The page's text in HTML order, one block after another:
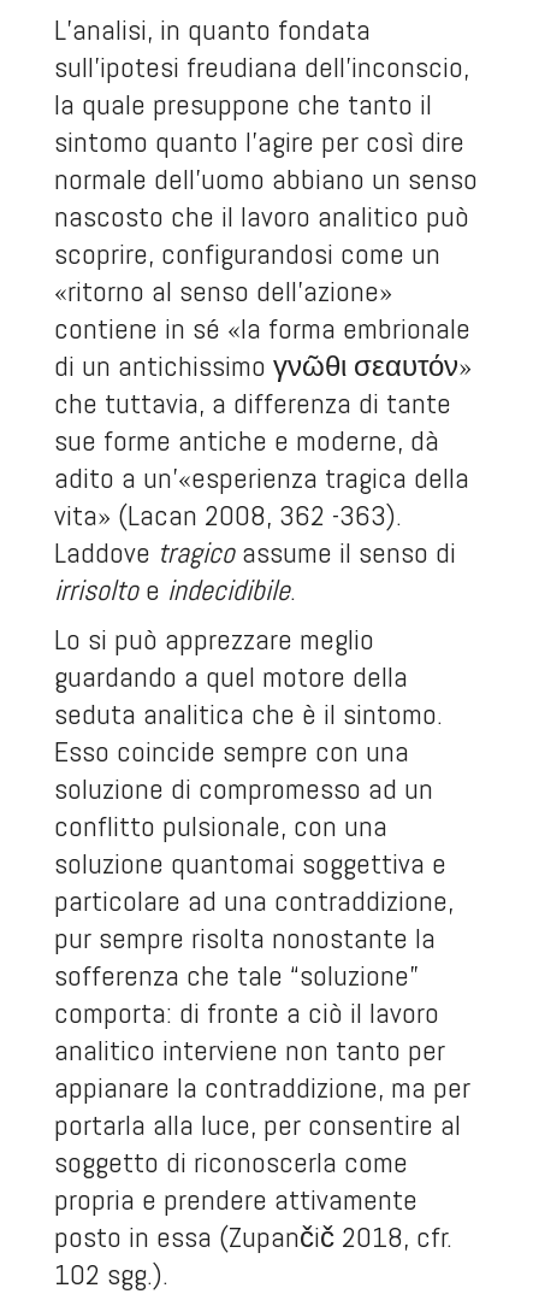
L’analisi, in quanto fondata
sull’ipotesi freudiana dell’inconscio,
la quale presuppone che tanto il
sintomo quanto l’agire per così dire
normale dell’uomo abbiano un senso
nascosto che il lavoro analitico può
scoprire, configurandosi come un
«ritorno al senso dell’azione»
contiene in sé «la forma embrionale
di un antichissimo γνῶθι σεαυτόν»
che tuttavia, a differenza di tante
sue forme antiche e moderne, dà
adito a un’«esperienza tragica della
vita» (Lacan 2008, 362 -363).
Laddove tragicoassume il senso di
irrisoltoe indecidibile.
Lo si può apprezzare meglio
guardando a quel motore della
seduta analitica che è il sintomo.
Esso coincide sempre con una
soluzione di compromesso ad un
conflitto pulsionale, con una
soluzione quantomai soggettiva e
particolare ad una contraddizione,
pur sempre risolta nonostante la
sofferenza che tale “soluzione”
comporta: di fronte a ciò il lavoro
analitico interviene non tanto per
appianare la contraddizione, ma per
portarla alla luce, per consentire al
soggetto di riconoscerla come
propria e prendere attivamente
posto in essa (Zupančič 2018, cfr.
102 sgg.).